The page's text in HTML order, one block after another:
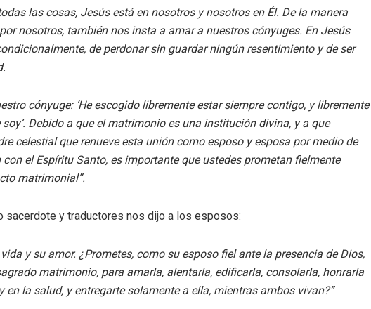
las cosas, Jesús está en nosotros y nosotros en Él. De la manera
nosotros, también nos insta a amar a nuestros cónyuges. En Jesús
de perdonar sin guardar ningún resentimiento y de ser
cónyuge: ‘He escogido libremente estar siempre contigo, y libremente
Debido a que el matrimonio es una institución divina, y a que
celestial que renueve esta unión como esposo y esposa por medio de
el Espíritu Santo, es importante que ustedes prometan fielmente
matrimonial”.
sacerdote y traductores nos dijo a los esposos:
y su amor. ¿Prometes, como su esposo fiel ante la presencia de Dios,
matrimonio, para amarla, alentarla, edificarla, consolarla, honrarla
en la salud, y entregarte solamente a ella, mientras ambos vivan?”